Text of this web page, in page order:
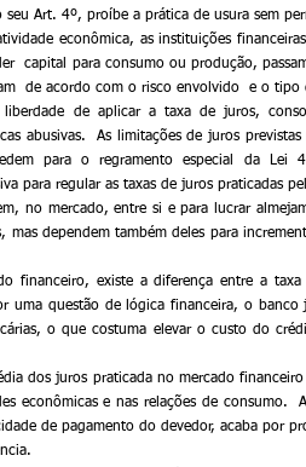
Art. 4º, proíbe a prática de usura sem
econômica, as instituições
capital para consumo ou produção,
de acordo com o risco envolvido  e o tipo
de aplicar a taxa de juros,
abusivas.  As limitações de juros
para o regramento especial da Lei
para regular as taxas de juros praticadas
no mercado, entre si e para lucrar
mas dependem também deles para
uma questão de lógica financeira, o banco
o que costuma elevar o custo do
dos juros praticada no mercado
econômicas e nas relações de consumo.
de pagamento do devedor, acaba por